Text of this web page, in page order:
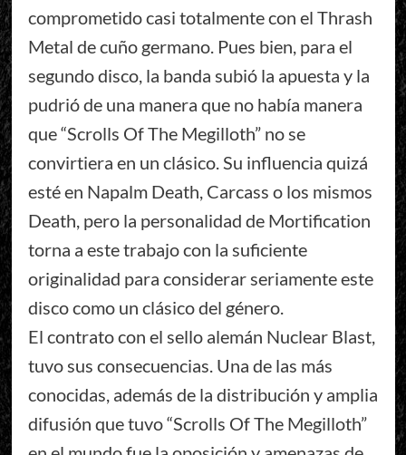
comprometido casi totalmente con el Thrash
Metal de cuño germano. Pues bien, para el
segundo disco, la banda subió la apuesta y la
pudrió de una manera que no había manera
que “Scrolls Of The Megilloth” no se
convirtiera en un clásico. Su influencia quizá
esté en Napalm Death, Carcass o los mismos
Death, pero la personalidad de Mortification
torna a este trabajo con la suficiente
originalidad para considerar seriamente este
disco como un clásico del género.
El contrato con el sello alemán Nuclear Blast,
tuvo sus consecuencias. Una de las más
conocidas, además de la distribución y amplia
difusión que tuvo “Scrolls Of The Megilloth”